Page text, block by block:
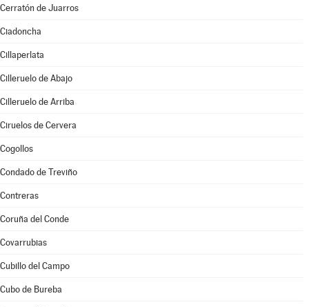
Cerratón de Juarros
Ciadoncha
Cillaperlata
Cilleruelo de Abajo
Cilleruelo de Arriba
Ciruelos de Cervera
Cogollos
Condado de Treviño
Contreras
Coruña del Conde
Covarrubias
Cubillo del Campo
Cubo de Bureba